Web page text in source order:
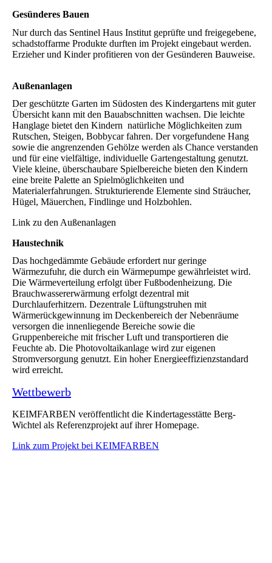
Gesünderes Bauen
Nur durch das Sentinel Haus Institut geprüfte und freigegebene,
schadstoffarme Produkte durften im Projekt eingebaut werden.
Erzieher und Kinder profitieren von der Gesünderen Bauweise.
Außenanlagen
Der geschützte Garten im Südosten des Kindergartens mit guter
Übersicht kann mit den Bauabschnitten wachsen. Die leichte
Hanglage bietet den Kindern natürliche Möglichkeiten zum
Rutschen, Steigen, Bobbycar fahren. Der vorgefundene Hang
sowie die angrenzenden Gehölze werden als Chance verstanden
und für eine vielfältige, individuelle Gartengestaltung genutzt.
Viele kleine, überschaubare Spielbereiche bieten den Kindern
eine breite Palette an Spielmöglichkeiten und
Materialerfahrungen. Strukturierende Elemente sind Sträucher,
Hügel, Mäuerchen, Findlinge und Holzbohlen.
Link zu den Außenanlagen
Haustechnik
Das hochgedämmte Gebäude erfordert nur geringe
Wärmezufuhr, die durch ein Wärmepumpe gewährleistet wird.
Die Wärmeverteilung erfolgt über Fußbodenheizung. Die
Brauchwassererwärmung erfolgt dezentral mit
Durchlauferhitzern. Dezentrale Lüftungstruhen mit
Wärmerückgewinnung im Deckenbereich der Nebenräume
versorgen die innenliegende Bereiche sowie die
Gruppenbereiche mit frischer Luft und transportieren die
Feuchte ab. Die Photovoltaikanlage wird zur eigenen
Stromversorgung genutzt. Ein hoher Energieeffizienzstandard
wird erreicht.
Wettbewerb
KEIMFARBEN veröffentlicht die Kindertagesstätte Berg-
Wichtel als Referenzprojekt auf ihrer Homepage.
Link zum Projekt bei KEIMFARBEN